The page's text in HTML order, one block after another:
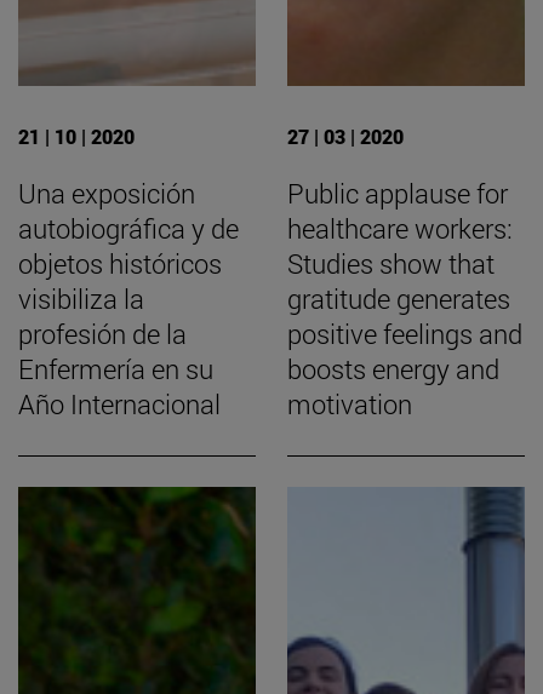
21 | 10 | 2020
Una exposición
autobiográfica y de
objetos históricos
visibiliza la
profesión de la
Enfermería en su
Año Internacional
27 | 03 | 2020
Public applause for
healthcare workers:
Studies show that
gratitude generates
positive feelings and
boosts energy and
motivation